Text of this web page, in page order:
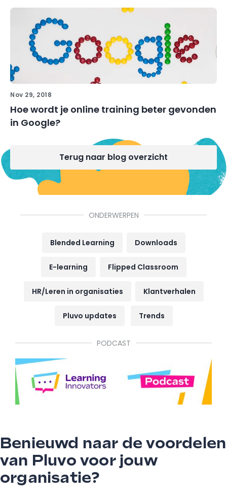
Nov 29, 2018
Hoe wordt je online training beter gevonden
in Google?
Terug naar blog overzicht
ONDERWERPEN
Blended Learning Downloads
E-learning Flipped Classroom
HR/Leren in organisaties Klantverhalen
Pluvo updates Trends
PODCAST
Benieuwd naar de voordelen
van Pluvo voor jouw
organisatie?